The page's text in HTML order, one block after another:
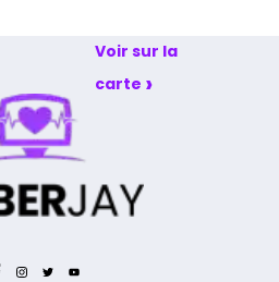
Voir sur la
carte ›